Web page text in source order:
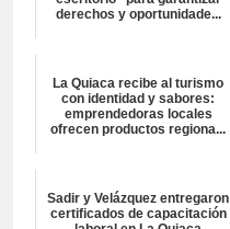
derechos y oportunidade...
La Quiaca recibe al turismo
con identidad y sabores:
emprendedoras locales
ofrecen productos regiona...
Sadir y Velázquez entregaron
certificados de capacitación